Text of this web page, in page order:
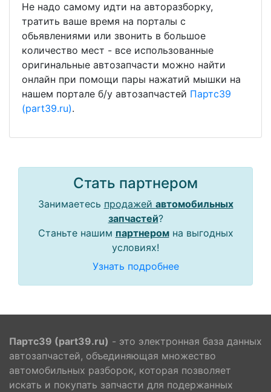
Не надо самому идти на авторазборку,
тратить ваше время на порталы с
обьявлениями или звонить в большое
количество мест - все использованные
оригинальные автозапчасти можно найти
онлайн при помощи пары нажатий мышки на
нашем портале б/у автозапчастей Партс39
(part39.ru).
Стать партнером
Занимаетесь продажей автомобильных
запчастей?
Станьте нашим партнеромна выгодных
условиях!
Узнать подробнее
Партс39 (part39.ru) - это электронная база данных
автозапчастей, объединяющая множество
автомобильных разборок, которая позволяет
искать и покупать запчасти для подержанных